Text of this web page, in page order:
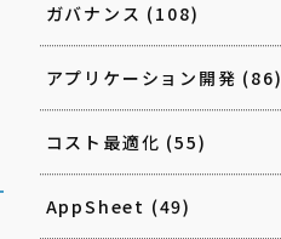
ガバナンス (108)
アプリケーション開発 (86)
コスト最適化 (55)
AppSheet (49)